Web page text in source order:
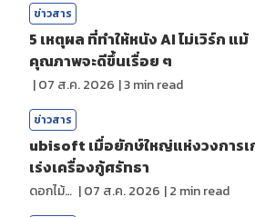
ข่าวสาร
5 เหตุผล ที่ทำให้หนัง AI ไม่เวิร์ก แม้
คุณภาพจะดีขึ้นเรื่อย ๆ
|07 ส.ค. 2026 |3min read
ข่าวสาร
ubisoft เมื่อยักษ์ใหญ่แห่งวงการ
เร่งเครื่องกู้ศรัทธา
ดอกไม้กับสายน้ำ |07 ส.ค. 2026 |2 min read